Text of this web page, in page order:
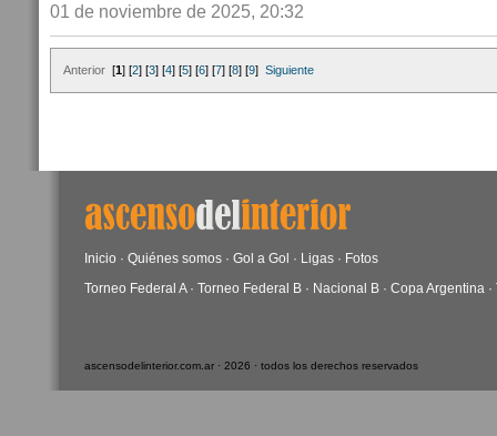
01 de noviembre de 2025, 20:32
Anterior [1] [2] [3] [4] [5] [6] [7] [8] [9] Siguiente
Inicio · Quiénes somos · Gol a Gol · Ligas · Fotos
Torneo Federal A· Torneo Federal B · Nacional B · Copa Argentina ·
ascensodelinterior.com.ar · 2026 · todos los derechos reservados